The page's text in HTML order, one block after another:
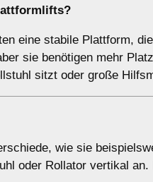
?
eine stabile Plattform,
sie benötigen mehr
sitzt oder große
wie sie
oder Rollator vertikal